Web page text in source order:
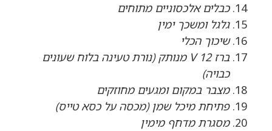
כבלים אלכסוניים מתוחים
גלגל ומשכך ימין
שיכוך הכלי
ברז 12 V מנותק (נורת טעינה בלוח שעונים
כבויה)
מצבר במקום ומגעים מחוזקים
פתיחת מיכל שמן (מכסה על כסא טייס)
מסגרת מדחף מימין